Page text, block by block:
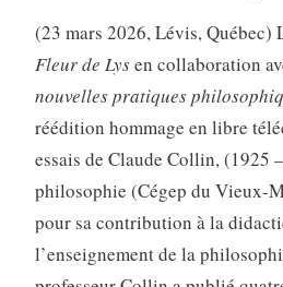
(23 mars 2026, Lévis, Québec)
Fleur de Lysen collaboration
nouvelles pratiques
réédition hommage en libre
essais de Claude Collin, (1925
philosophie (Cégep du Vieux-
pour sa contribution à la
l’enseignement de la